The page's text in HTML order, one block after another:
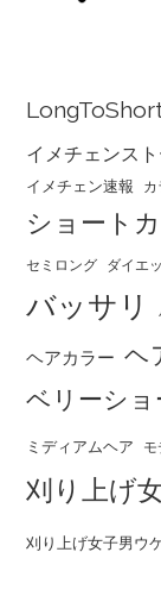
イメチェンス
イメチェン速報 カ
ショート
セミロング ダイエ
バッサリ
ヘアカラー ヘ
ベリーショ
ミディアムヘア モ
刈り上げ
刈り上げ女子男ウ